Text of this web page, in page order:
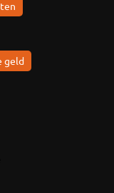
geld